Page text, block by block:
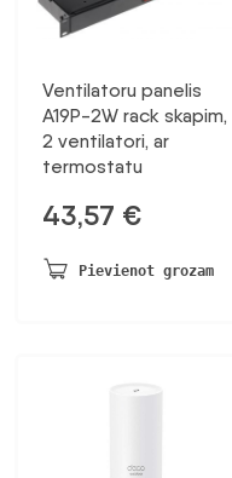
Ventilatoru panelis
A19P-2W rack skapim,
2 ventilatori, ar
termostatu
43,57 €
Pievienot grozam